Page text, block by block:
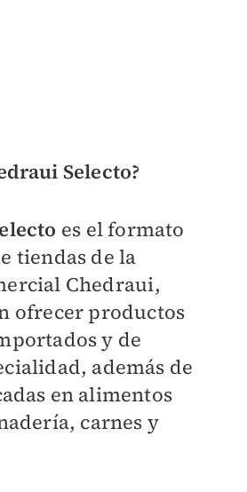
Selecto?
es el formato
tiendas de la
Chedraui,
ofrecer productos
y de
además de
en alimentos
carnes y